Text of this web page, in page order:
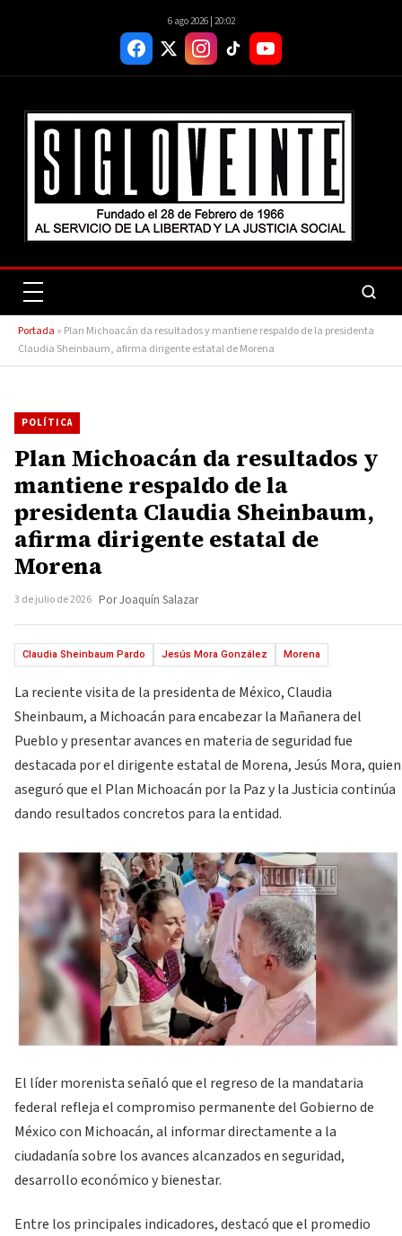
6 ago 2026 | 20:02
Portada » Plan Michoacán da resultados y mantiene respaldo de la presidenta
Claudia Sheinbaum, afirma dirigente estatal de Morena
POLÍTICA
Plan Michoacán da resultados y
mantiene respaldo de la
presidenta Claudia Sheinbaum,
afirma dirigente estatal de
Morena
3 de julio de 2026 Por Joaquín Salazar
Claudia Sheinbaum Pardo Jesús Mora González Morena
La reciente visita de la presidenta de México, Claudia
Sheinbaum, a Michoacán para encabezar la Mañanera del
Pueblo y presentar avances en materia de seguridad fue
destacada por el dirigente estatal de Morena, Jesús Mora, quien
aseguró que el Plan Michoacán por la Paz y la Justicia continúa
dando resultados concretos para la entidad.
El líder morenista señaló que el regreso de la mandataria
federal refleja el compromiso permanente del Gobierno de
México con Michoacán, al informar directamente a la
ciudadanía sobre los avances alcanzados en seguridad,
desarrollo económico y bienestar.
Entre los principales indicadores, destacó que el promedio